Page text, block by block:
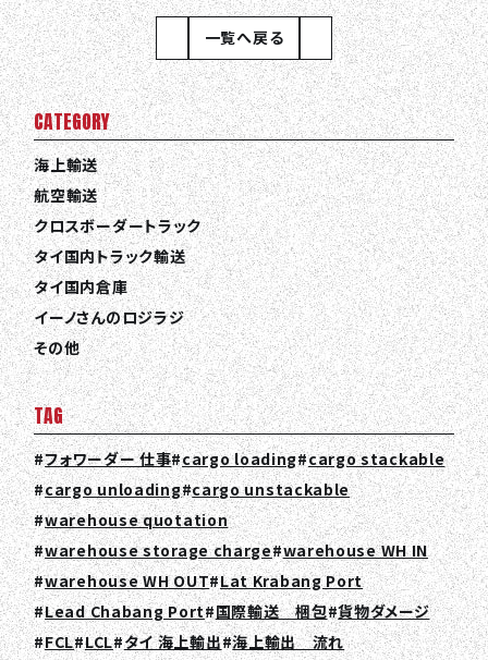
一覧へ戻る
CATEGORY
海上輸送
航空輸送
クロスボーダートラック
タイ国内トラック輸送
タイ国内倉庫
イーノさんのロジラジ
その他
TAG
フォワーダー 仕事 cargo loading cargo stackable
cargo unloading cargo unstackable
warehouse quotation
warehouse storage charge warehouse WH IN
warehouse WH OUT Lat Krabang Port
Lead Chabang Port 国際輸送 梱包 貨物ダメージ
FCL LCL タイ 海上輸出 海上輸出 流れ